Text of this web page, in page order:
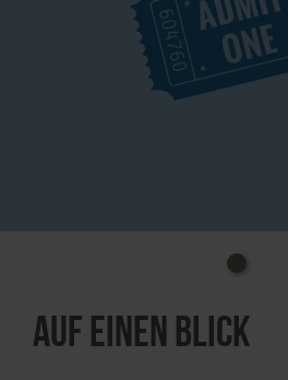
Uhrzeit: 19.00 Uhr
Kosten: ab 40,90€
Ort: Euskirchen, Wohnraum in
Auf einen Blick